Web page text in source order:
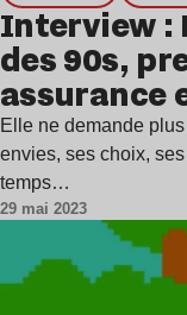
Interview :
des 90s,
assurance
Elle ne demande
envies, ses choix,
temps…
29 mai 2023